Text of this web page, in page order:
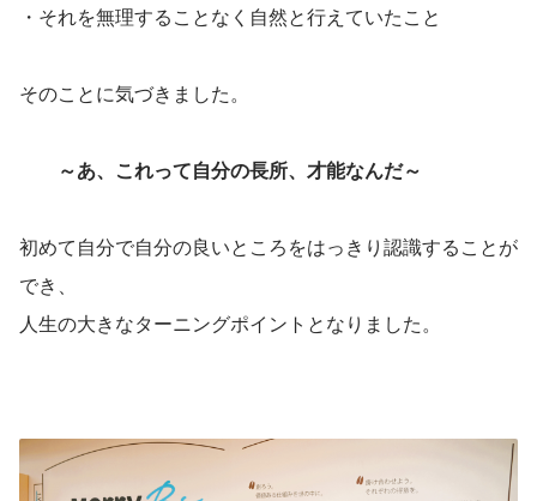
・それを無理することなく自然と行えていたこと
そのことに気づきました。
～あ、これって自分の長所、才能なんだ～
初めて自分で自分の良いところをはっきり認識することが
でき、
人生の大きなターニングポイントとなりました。